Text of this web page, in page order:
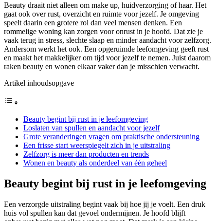
Beauty draait niet alleen om make up, huidverzorging of haar. Het
gaat ook over rust, overzicht en ruimte voor jezelf. Je omgeving
speelt daarin een grotere rol dan veel mensen denken. Een
rommelige woning kan zorgen voor onrust in je hoofd. Dat zie je
vaak terug in stress, slechte slaap en minder aandacht voor zelfzorg.
Andersom werkt het ook. Een opgeruimde leefomgeving geeft rust
en maakt het makkelijker om tijd voor jezelf te nemen. Juist daarom
raken beauty en wonen elkaar vaker dan je misschien verwacht.
Artikel inhoudsopgave
Beauty begint bij rust in je leefomgeving
Loslaten van spullen en aandacht voor jezelf
Grote veranderingen vragen om praktische ondersteuning
Een frisse start weerspiegelt zich in je uitstraling
Zelfzorg is meer dan producten en trends
Wonen en beauty als onderdeel van één geheel
Beauty begint bij rust in je leefomgeving
Een verzorgde uitstraling begint vaak bij hoe jij je voelt. Een druk
huis vol spullen kan dat gevoel ondermijnen. Je hoofd blijft